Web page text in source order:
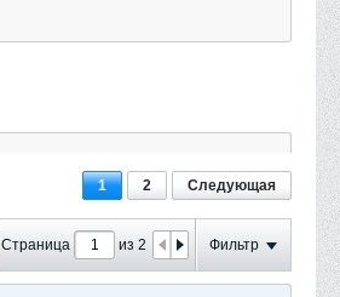
1 2 Следующая
Страница из 2 Фильтр